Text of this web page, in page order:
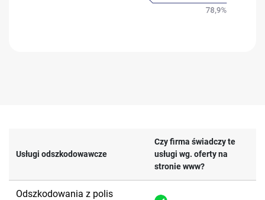
Usługi odszkodowawcze
Czy firma świadczy te
usługi wg. oferty na
stronie www?
Odszkodowania z polis